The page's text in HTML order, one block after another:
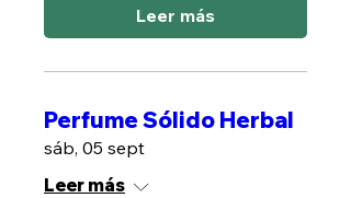
Leer más
Perfume Sólido Herbal
sáb, 05 sept
Leer más